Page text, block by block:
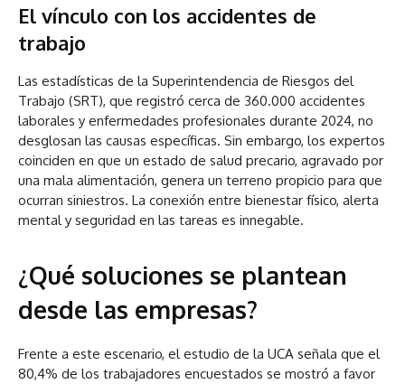
El vínculo con los accidentes de
trabajo
Las estadísticas de la Superintendencia de Riesgos del
Trabajo (SRT), que registró cerca de 360.000 accidentes
laborales y enfermedades profesionales durante 2024, no
desglosan las causas específicas. Sin embargo, los expertos
coinciden en que un estado de salud precario, agravado por
una mala alimentación, genera un terreno propicio para que
ocurran siniestros. La conexión entre bienestar físico, alerta
mental y seguridad en las tareas es innegable.
¿Qué soluciones se plantean
desde las empresas?
Frente a este escenario, el estudio de la UCA señala que el
80,4% de los trabajadores encuestados se mostró a favor